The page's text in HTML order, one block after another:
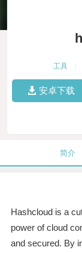
工具
安卓下载
简介
Hashcloud is a
power of cloud
and secured. By